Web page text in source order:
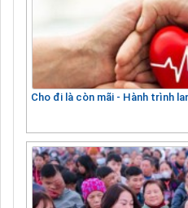
Cho đi là còn mãi - Hành trình